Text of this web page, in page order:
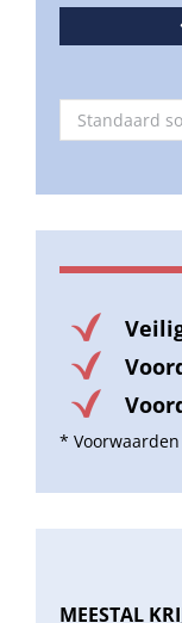
*
MEESTAL